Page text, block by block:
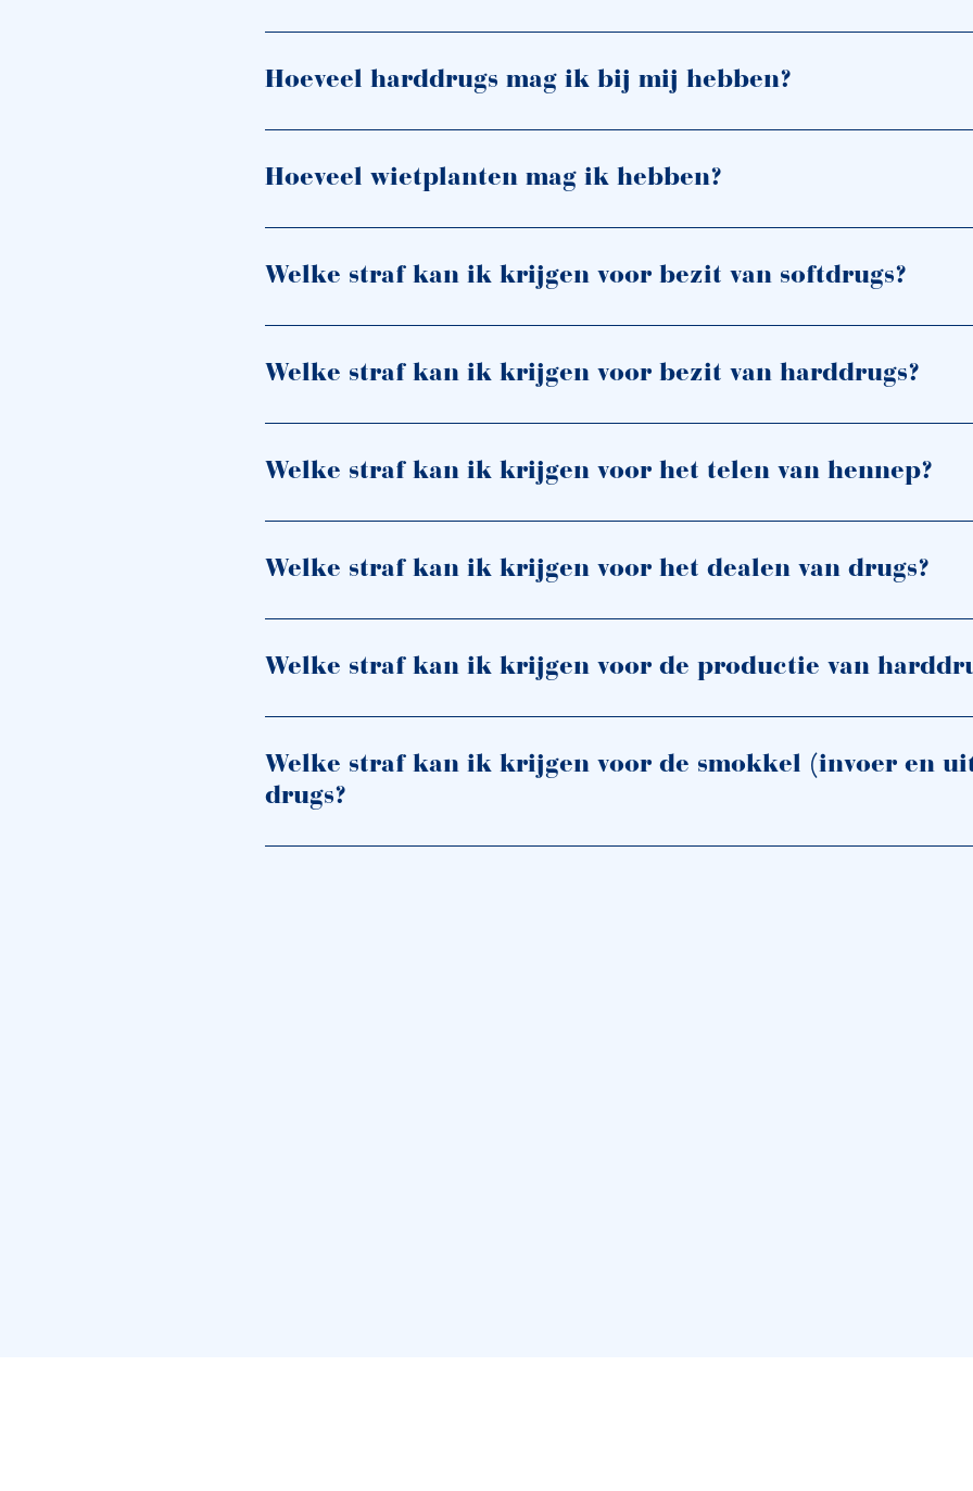
Hoeveel harddrugs mag ik bij mij hebben?
Hoeveel wietplanten mag ik hebben?
Welke straf kan ik krijgen voor bezit van softdrugs?
Welke straf kan ik krijgen voor bezit van harddrugs?
Welke straf kan ik krijgen voor het telen van hennep?
Welke straf kan ik krijgen voor het dealen van drugs?
Welke straf kan ik krijgen voor de productie van
Welke straf kan ik krijgen voor de smokkel (invoer en
drugs?